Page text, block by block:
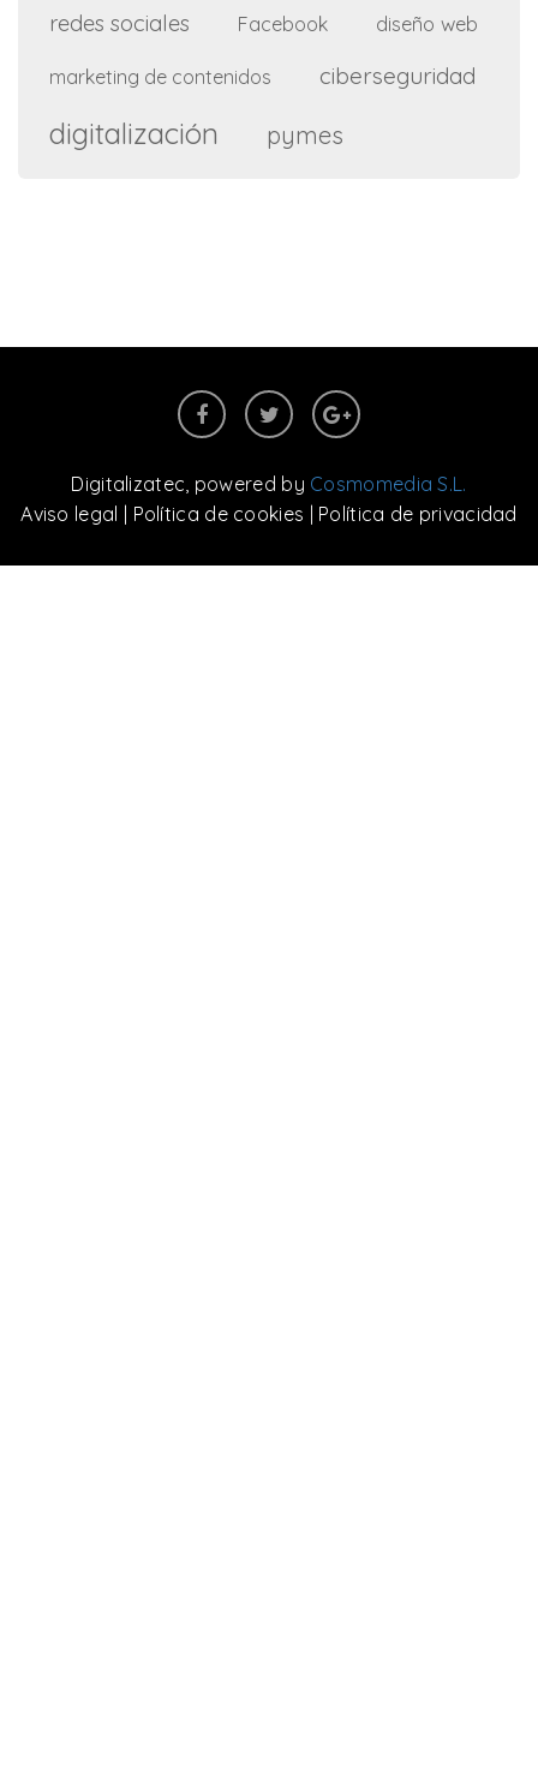
redes sociales Facebook diseño web
marketing de contenidos ciberseguridad
digitalización pymes
Digitalizatec, powered by Cosmomedia S.L.
Aviso legal
Política de cookies Política de privacidad